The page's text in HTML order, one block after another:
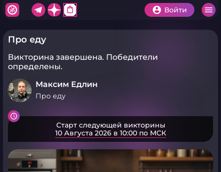
shopping_bag Войти
Про еду
Викторина завершена. Победители
определены.
Максим Едлин
Про еду
Старт следующей викторины
10 Августа 2026 в 10:00 по МСК